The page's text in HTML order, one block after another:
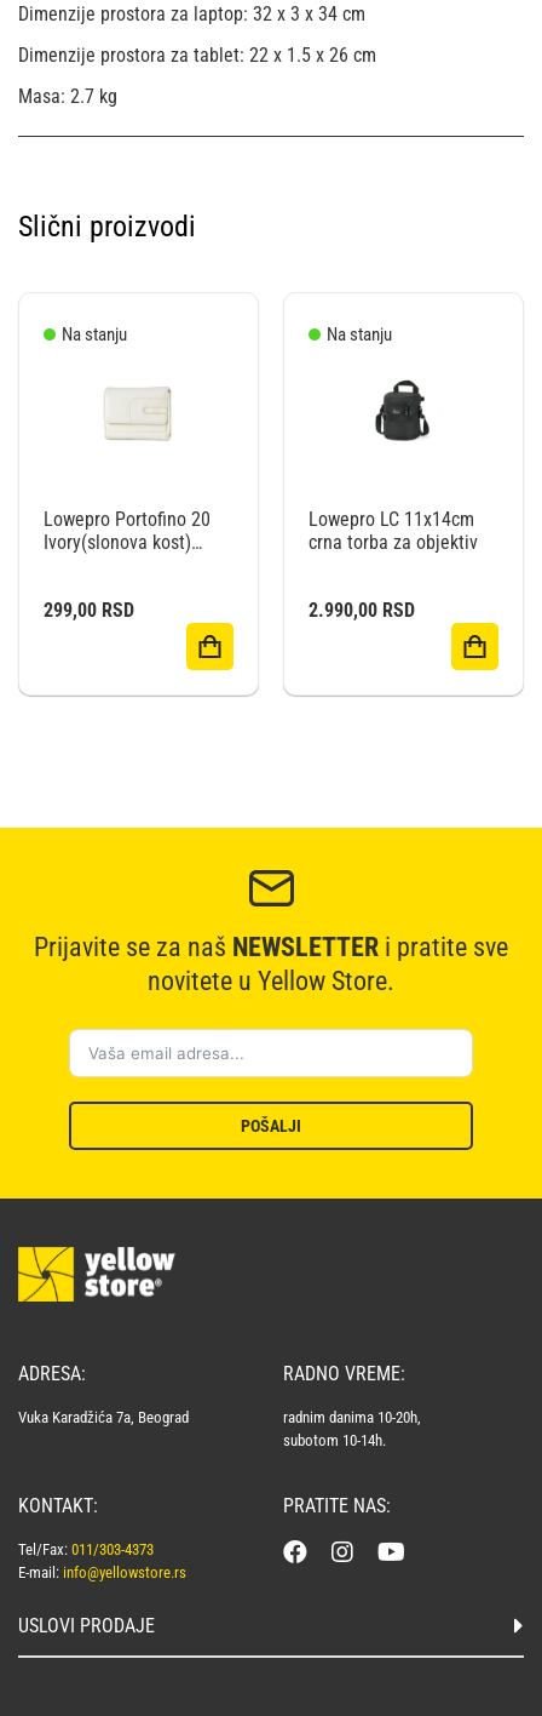
Dimenzije prostora za laptop: 32 x 3 x 34 cm
Dimenzije prostora za tablet: 22 x 1.5 x 26 cm
Masa: 2.7 kg
Slični proizvodi
Na stanju
Lowepro Portofino 20
Ivory(slonova kost)
299,00 RSD
Na stanju
Lowepro LC 11x14cm
crna torba za objektiv
2.990,00 RSD
Prijavite se za naš NEWSLETTER i pratite sve
novitete u Yellow Store.
POŠALJI
ADRESA:
Vuka Karadžića 7a, Beograd
KONTAKT:
Tel/Fax: 011/303-4373
E-mail: info@yellowstore.rs
RADNO VREME:
radnim danima 10-20h,
subotom 10-14h.
PRATITE NAS:
USLOVI PRODAJE